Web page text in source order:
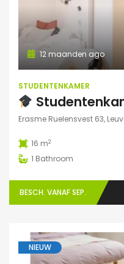
12 maanden ago
STUDENTENKAMER
Studentenkamer te huur
Erasme Ruelensvest 63,
16 m2
1 Bathroom
BESCH. VANAF SEP.
NIEUW